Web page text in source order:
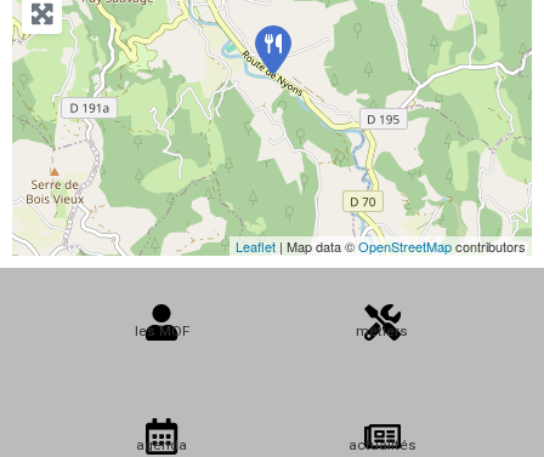
Leaflet | Map data ©OpenStreetMapcontributors
les MOF métiers
agenda actualités